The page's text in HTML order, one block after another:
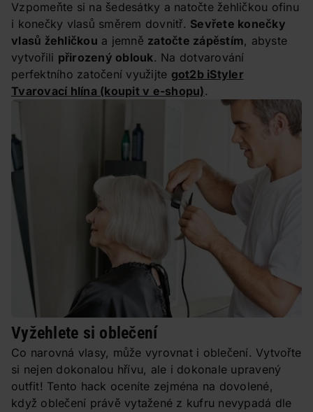
Vzpomeňte si na šedesátky a natočte žehličkou ofinu
i konečky vlasů směrem dovnitř. Sevřete konečky
vlasů žehličkou a jemně zatočte zápěstím, abyste
vytvořili přirozený oblouk. Na dotvarování
perfektního zatočení využijte got2b iStyler
Tvarovací hlína (koupit v e-shopu).
Vyžehlete si oblečení
Co narovná vlasy, může vyrovnat i oblečení. Vytvořte
si nejen dokonalou hřívu, ale i dokonale upravený
outfit! Tento hack oceníte zejména na dovolené,
když oblečení právě vytažené z kufru nevypadá dle